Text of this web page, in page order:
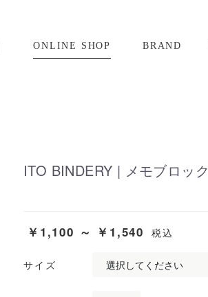
ONLINE SHOP BRAND
ITO BINDERY | メモブロック
￥1,100 ～ ￥1,540 税込
サイズ